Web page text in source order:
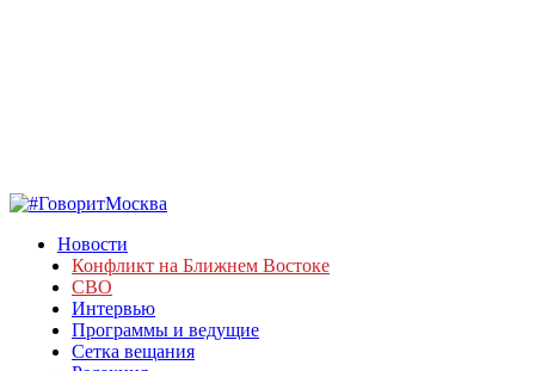
Новости
Конфликт на Ближнем Востоке
СВО
Интервью
Программы и ведущие
Сетка вещания